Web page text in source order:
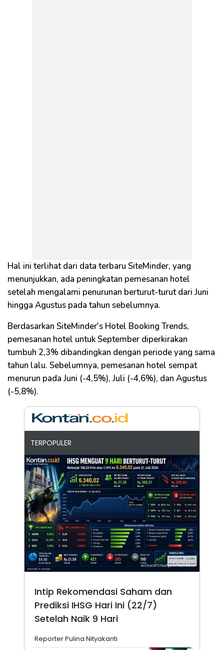
Hal ini terlihat dari data terbaru SiteMinder, yang
menunjukkan, ada peningkatan pemesanan hotel
setelah mengalami penurunan berturut-turut dari Juni
hingga Agustus pada tahun sebelumnya.
Berdasarkan SiteMinder's Hotel Booking Trends,
pemesanan hotel untuk September diperkirakan
tumbuh 2,3% dibandingkan dengan periode yang sama
tahun lalu. Sebelumnya, pemesanan hotel sempat
menurun pada Juni (-4,5%), Juli (-4,6%), dan Agustus
(-5,8%).
TERPOPULER
Intip Rekomendasi Saham dan
Prediksi IHSG Hari Ini (22/7)
Setelah Naik 9 Hari
Reporter Pulina Nityakanti